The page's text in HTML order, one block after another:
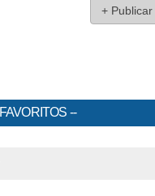
+
FAVORITOS